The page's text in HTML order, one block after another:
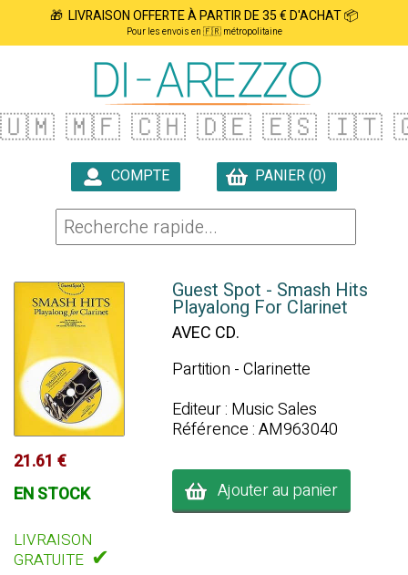
🎁 LIVRAISON OFFERTE À PARTIR DE 35 € D'ACHAT 📦
Pour les envois en 🇫🇷 métropolitaine
🇺🇲 🇲🇫 🇨🇭 🇩🇪 🇪🇸 🇮🇹
COMPTE
PANIER (0)
21.61 €
EN STOCK
LIVRAISON
GRATUITE ✔
Guest Spot - Smash Hits
Playalong For Clarinet
AVEC CD.
Partition - Clarinette
Editeur : Music Sales
Référence : AM963040
Ajouter au panier